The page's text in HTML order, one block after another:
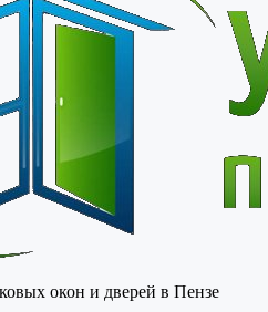
окон и дверей в Пензе